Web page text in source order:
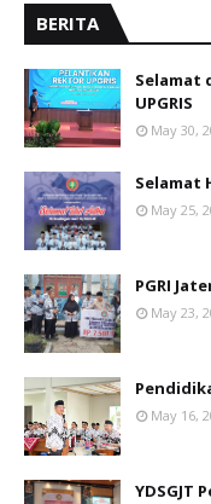
BERITA
Selamat
UPGRIS
May 30,
Selamat
May 25,
PGRI
May 23,
May 16,
YDSGJT